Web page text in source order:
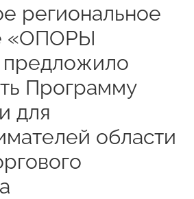
региональное
«ОПОРЫ
Программу
для
области